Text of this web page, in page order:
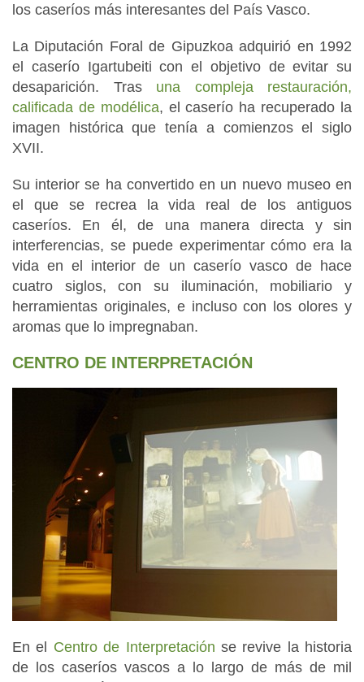
los caseríos más interesantes del País Vasco.
La Diputación Foral de Gipuzkoa adquirió en 1992
el caserío Igartubeiti con el objetivo de evitar su
desaparición. Tras una compleja restauración,
calificada de modélica, el caserío ha recuperado la
imagen histórica que tenía a comienzos el siglo
XVII.
Su interior se ha convertido en un nuevo museo en
el que se recrea la vida real de los antiguos
caseríos. En él, de una manera directa y sin
interferencias, se puede experimentar cómo era la
vida en el interior de un caserío vasco de hace
cuatro siglos, con su iluminación, mobiliario y
herramientas originales, e incluso con los olores y
aromas que lo impregnaban.
CENTRO DE INTERPRETACIÓN
En el Centro de Interpretación se revive la historia
de los caseríos vascos a lo largo de más de mil